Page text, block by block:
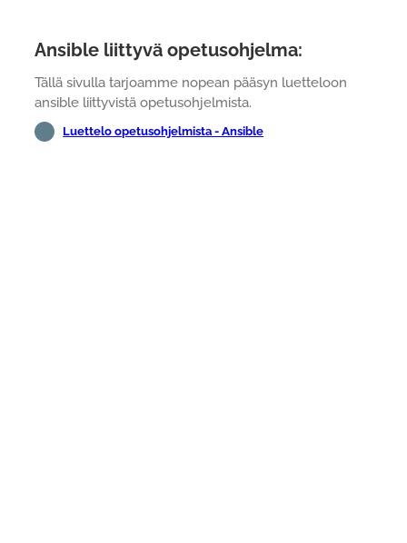
Ansible liittyvä opetusohjelma:
Tällä sivulla tarjoamme nopean pääsyn luetteloon
ansible liittyvistä opetusohjelmista.
Luettelo opetusohjelmista - Ansible